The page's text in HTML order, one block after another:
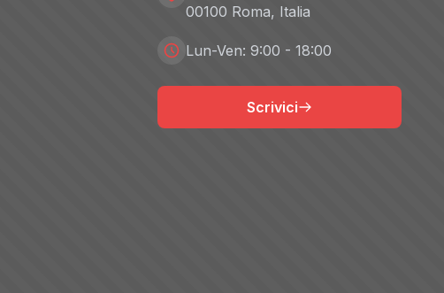
00100 Roma, Italia
Lun-Ven: 9:00 - 18:00
Scrivici